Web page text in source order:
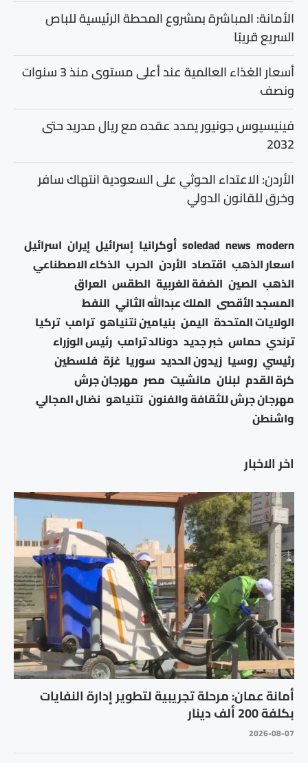
اخر الاخبار
أمانة عمان: مرحلة تجريبية لتطوير إدارة النفايات
بكلفة 200 ألف دينار
2026-08-07
الأمانة: المباشرة بمشروع المحطة الرئيسية للباص
السريع قريبًا
أسعار الغذاء العالمية عند أعلى مستوى منذ 3 سنوات
ونصف
فينيسيوس جونيور يمدد عقده مع ريال مدريد حتى
2032
الأردن: الاعتداء الحوثي على السعودية انتهاك سافر
وخرق للقانون الدولي
modern
news
soledad أوكرانيا إسرائيل إيران اسرائيل
اسعار الذهب اقتصاد الأردن الحرب الذكاء الاصطناعي
الذهب الصين الضفة الغربية الطقس العراق
المسجد الأقصى الملك عبدالله الثاني النفط
الولايات المتحدة اليمن بنيامين نتنياهو ترامب تركيا
ترندي حماس خبر جديد دونالد ترامب رئيس الوزراء
رئيسي روسيا زيدون الحديد سوريا غزة فلسطين
كرة القدم لبنان مانشيت مصر مهرجان جرش
مهرجان جرش للثقافة والفنون نتنياهو نضال المجالي
واشنطن